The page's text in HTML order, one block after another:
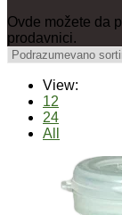
Ovde možete da
prodavnici.
View:
12
24
All